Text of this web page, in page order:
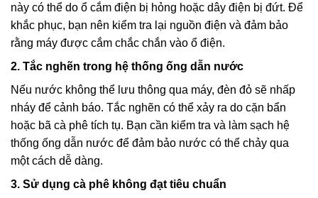
này có thể do ổ cắm điện bị hỏng hoặc dây điện bị đứt. Để
khắc phục, bạn nên kiểm tra lại nguồn điện và đảm bảo
rằng máy được cắm chắc chắn vào ổ điện.
2. Tắc nghẽn trong hệ thống ống dẫn nước
Nếu nước không thể lưu thông qua máy, đèn đỏ sẽ nhấp
nháy để cảnh báo. Tắc nghẽn có thể xảy ra do cặn bẩn
hoặc bã cà phê tích tụ. Bạn cần kiểm tra và làm sạch hệ
thống ống dẫn nước để đảm bảo nước có thể chảy qua
một cách dễ dàng.
3. Sử dụng cà phê không đạt tiêu chuẩn